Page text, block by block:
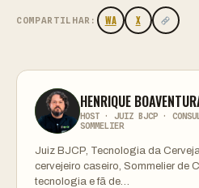
COMPARTILHAR: WA X
HENRIQUE
HOST · JUIZ BJCP ·
SOMMELIER
Juiz BJCP, Tecnologia da
cervejeiro caseiro, Sommelier de
tecnologia e fã de…